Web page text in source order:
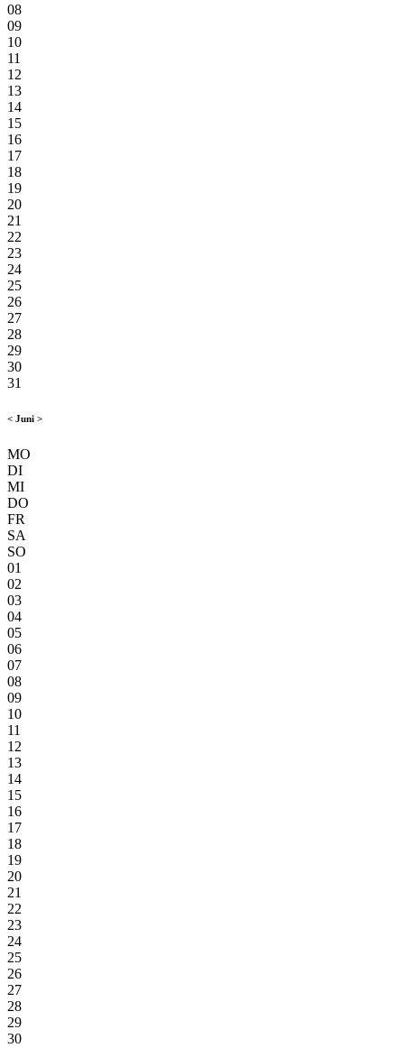
08
09
10
11
12
13
14
15
16
17
18
19
20
21
22
23
24
25
26
27
28
29
30
31
< Juni >
MO
DI
MI
DO
FR
SA
SO
01
02
03
04
05
06
07
08
09
10
11
12
13
14
15
16
17
18
19
20
21
22
23
24
25
26
27
28
29
30